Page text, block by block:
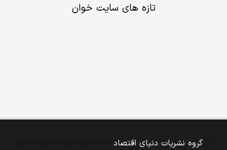
تازه های سایت خوان
گروه نشریات دنیای اقتصاد